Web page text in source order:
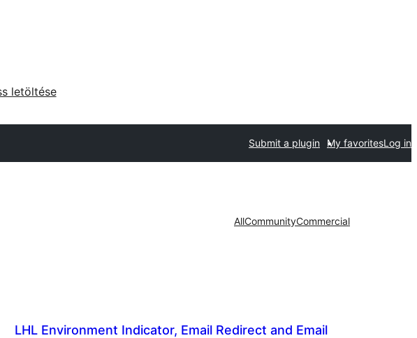
letöltése
Submit a plugin My favoritesLog in
AllCommunityCommercial
LHL Environment Indicator, Email Redirect and Email